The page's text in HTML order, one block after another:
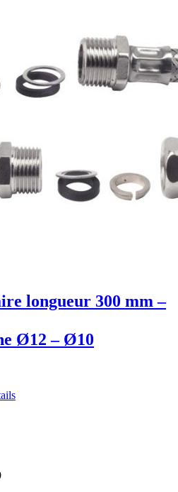
longueur 300 mm –
Ø12 – Ø10